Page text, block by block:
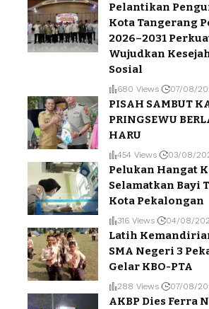
Pelantikan
Kota Tangerang
2026–2031
Wujudkan
Sosial
680 Views 07/08/
PISAH SAMBUT
PRINGSEWU
HARU
454 Views 03/08/
Pelukan Hangat
Selamatkan Bayi
Kota Pekalongan
316 Views 04/08/
Latih
SMA Negeri 3
Gelar KBO-PTA
288 Views 07/08/
AKBP Dies Ferra